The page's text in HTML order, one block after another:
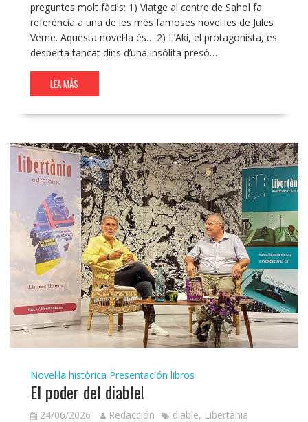
preguntes molt fàcils: 1) Viatge al centre de Sahol fa
referència a una de les més famoses novel·les de Jules
Verne. Aquesta novel·la és… 2) L’Aki, el protagonista, es
desperta tancat dins d’una insòlita presó…
LEA MÁS
Novel·la històrica Presentación libros
El poder del diable!
24/06/2026 Redacción diable, Libertània